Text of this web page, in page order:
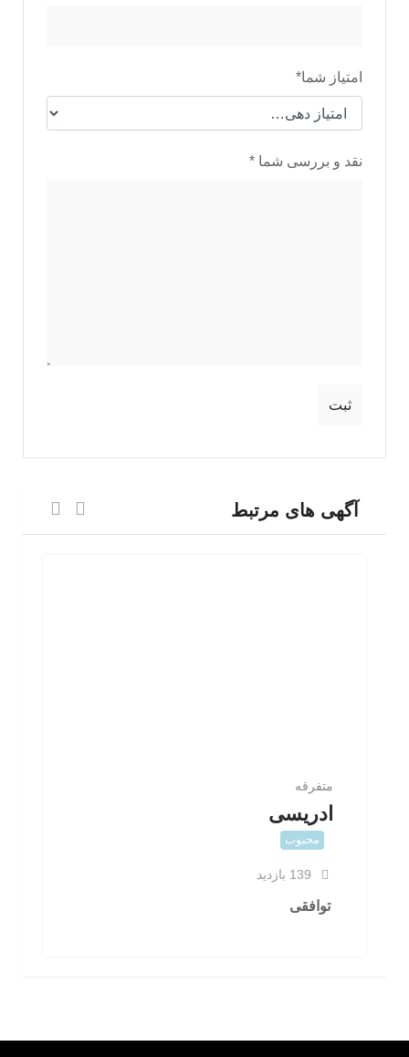
امتیاز شما*
نقد و بررسی شما *
آگهی های مرتبط
متفرقه
ادریسی
محبوب
139 بازدید
توافقی